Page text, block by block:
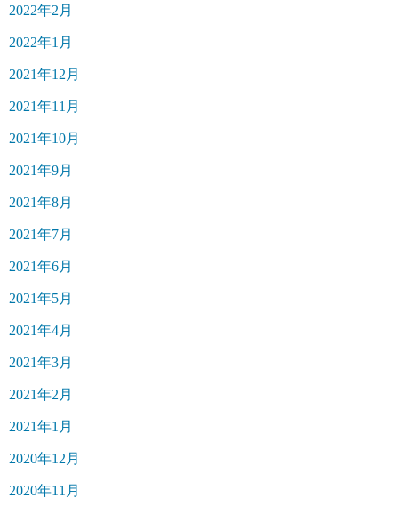
2022年2月
2022年1月
2021年12月
2021年11月
2021年10月
2021年9月
2021年8月
2021年7月
2021年6月
2021年5月
2021年4月
2021年3月
2021年2月
2021年1月
2020年12月
2020年11月